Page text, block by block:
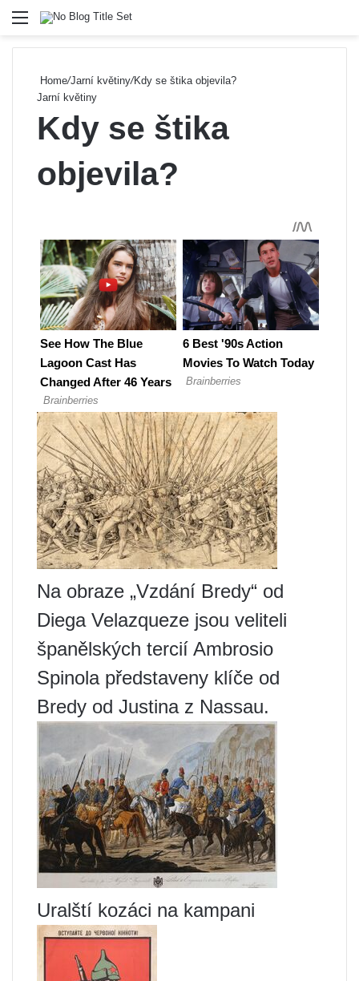
Menu
Home/Jarní květiny/Kdy se štika objevila?
Jarní květiny
Kdy se štika
objevila?
Na obraze „Vzdání Bredy“ od
Diega Velazqueze jsou veliteli
španělských tercií Ambrosio
Spinola představeny klíče od
Bredy od Justina z Nassau.
Uralští kozáci na kampani